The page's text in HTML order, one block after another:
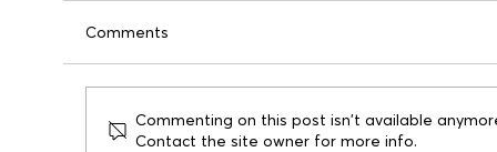
Comments
Commenting on this post isn't available
Contact the site owner for more info.